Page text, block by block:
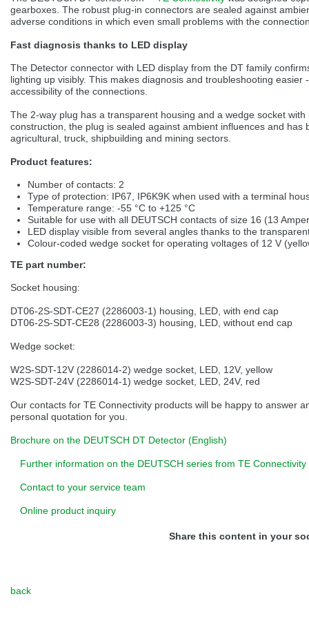
selected one. This website is also available in German. Would you like to
switch to the German version?
Wir haben erkannt, dass ihr Browser eine andere Sprache als die derzeit
angezeigte bevorzugt. Diese Webseite ist auch auf Deutsch verfügbar.
Möchten Sie zur Deutschen Version wechseln?
Zur deutschen Version wechseln Auf dieser Version bleiben
We have detected, that your browser prefers another language than the
switch to the Czech version?
Switch to Czech version Stay on this version
Zdá se, že Váš prohlížeč je v jiném jazyce, než jaký je momentálně používán.
Tato stránka je k dispozici i v češtině. Chcete přepnout na českou verzi?
Váš prohlížeč se zdá být v jiném jazyce, než je právě používaný jazyk. Tato
stránka je také k dispozici v němčině. Přejete si přejít na německou verzi?
Přepněte na německou verzi Zůstaňte v této verzi
Wir haben erkannt, dass ihr Browser eine andere Sprache als die derzeit
Möchten Sie zur Deutschen Version wechseln?
Váš prohlížeč se zdá být v jiném jazyce, než je právě používaný jazyk. Tato
stránka je k dispozici také v angličtině. Přejete si přepnout na anglickou
verzi?
Přepněte na anglickou verzi Zůstaňte v této verzi
selected one. This website is also available in English. Would you like to
gearboxes. The robust plug-in connectors are sealed against
adverse conditions in which even small problems with the
Fast diagnosis thanks to LED display
The Detector connector with LED display from the DT family
lighting up visibly. This makes diagnosis and troubleshooting
accessibility of the connections.
The 2-way plug has a transparent housing and a wedge socket
construction, the plug is sealed against ambient influences and
agricultural, truck, shipbuilding and mining sectors.
Product features:
Number of contacts: 2
Type of protection: IP67, IP6K9K when used with a terminal
Temperature range: -55 °C to +125 °C
Suitable for use with all DEUTSCH contacts of size 16 (13
LED display visible from several angles thanks to the
Colour-coded wedge socket for operating voltages of 12 V
TE part number:
Socket housing:
DT06-2S-SDT-CE27 (2286003-1) housing, LED, with end cap
DT06-2S-SDT-CE28 (2286003-3) housing, LED, without end cap
Wedge socket:
W2S-SDT-12V (2286014-2) wedge socket, LED, 12V, yellow
W2S-SDT-24V (2286014-1) wedge socket, LED, 24V, red
Our contacts for TE Connectivity products will be happy to answer
personal quotation for you.
Brochure on the DEUTSCH DT Detector (English)
Further information on the DEUTSCH series from TE Connectivity
Contact to your service team
Online product inquiry
Share this content in your
back